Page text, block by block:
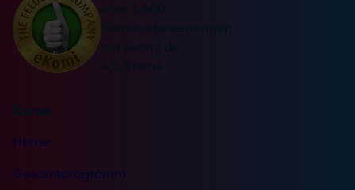
t
ä
n
i
*
i
e
über 1.600
Seminarbewertungen
auf ekomi.de
4,8 Sterne
Kurse
Home
Gesamtprogramm